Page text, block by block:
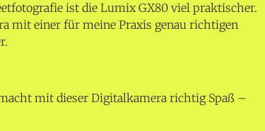
ist die Lumix GX80 viel praktischer.
mit einer für meine Praxis genau richtigen
mit dieser Digitalkamera richtig Spaß –